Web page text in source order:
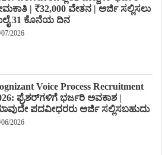
| ₹32,000 ವೇತನ | ಅರ್ಜಿ ಸಲ್ಲಿಸಲು
31 ಕೊನೆಯ ದಿನ
07/2026
Voice Process Recruitment
ಫ್ರೆಶರ್‌ಗಳಿಗೆ ಭರ್ಜರಿ ಅವಕಾಶ |
ಪದವೀಧರರು ಅರ್ಜಿ ಸಲ್ಲಿಸಬಹುದು
2026